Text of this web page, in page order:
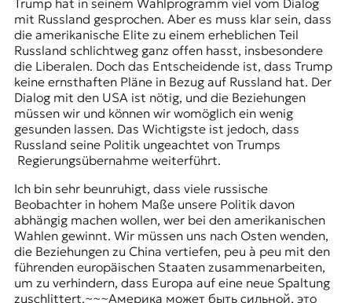
Trump hat in seinem Wahlprogramm viel vom Dialog
mit Russland gesprochen. Aber es muss klar sein, dass
die amerikanische Elite zu einem erheblichen Teil
Russland schlichtweg ganz offen hasst, insbesondere
die Liberalen. Doch das Entscheidende ist, dass Trump
keine ernsthaften Pläne in Bezug auf Russland hat. Der
Dialog mit den USA ist nötig, und die Beziehungen
müssen wir und können wir womöglich ein wenig
gesunden lassen. Das Wichtigste ist jedoch, dass
Russland seine Politik ungeachtet von Trumps
Regierungsübernahme weiterführt.
Ich bin sehr beunruhigt, dass viele russische
Beobachter in hohem Maße unsere Politik davon
abhängig machen wollen, wer bei den amerikanischen
Wahlen gewinnt. Wir müssen uns nach Osten wenden,
die Beziehungen zu China vertiefen, peu à peu mit den
führenden europäischen Staaten zusammenarbeiten,
um zu verhindern, dass Europa auf eine neue Spaltung
zuschlittert.~~~Америка может быть сильной, это